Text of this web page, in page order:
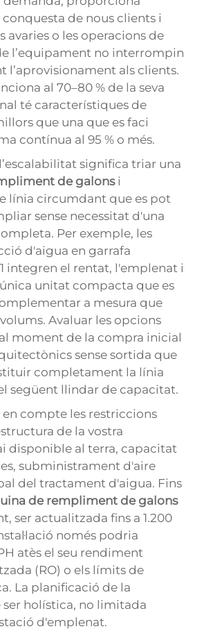
de nous clients i
avaries o les operacions de
l’equipament no interrompin
l’aprovisionament als clients.
al 70–80 % de la seva
té característiques de
que una que es faci
contínua al 95 % o més.
significa triar una
de galons i
línia circumdant que es pot
sense necessitat d'una
Per exemple, les
d'aigua en garrafa
integren el rentat, l'emplenat i
unitat compacta que es
a mesura que
Avaluar les opcions
moment de la compra inicial
sense sortida que
completament la línia
següent llindar de capacitat.
compte les restriccions
de la vostra
disponible al terra, capacitat
subministrament d'aire
del tractament d'aigua. Fins
de rempliment de galons
ser actualitzada fins a 1.200
només podria
atès el seu rendiment
(RO) o els límits de
La planificació de la
holística, no limitada
d'emplenat.